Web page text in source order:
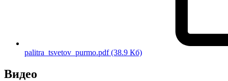
palitra_tsvetov_purmo.pdf(38.9 Кб)
Видео